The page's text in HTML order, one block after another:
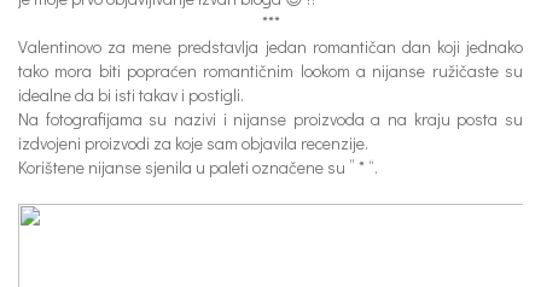
***
Valentinovo za mene predstavlja jedan romantičan dan koji jednako
tako mora biti popraćen romantičnim lookom a nijanse ružičaste su
idealne da bi isti takav i postigli.
Na fotografijama su nazivi i nijanse proizvoda a na kraju posta su
izdvojeni proizvodi za koje sam objavila recenzije.
Korištene nijanse sjenila u paleti označene su ” * “.